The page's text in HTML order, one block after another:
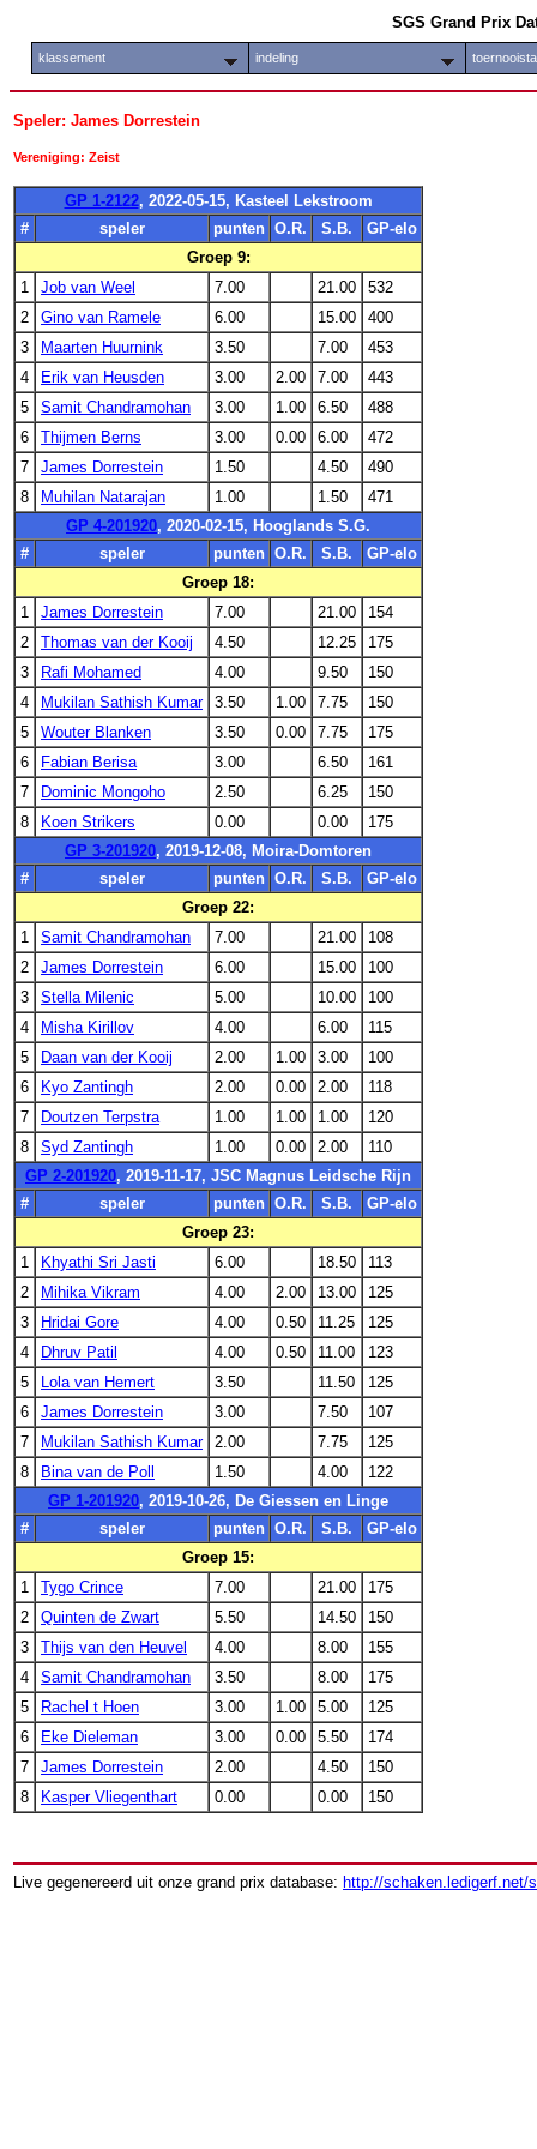
SGS Grand Prix
klassement indeling
Speler: James Dorrestein
Vereniging: Zeist
GP 1-2122, 2022-05-15, Kasteel Lekstroom
#
speler punten O.R. S.B.
GP-elo
Groep 9:
1
Job van Weel 7.00 21.00
532
2
Gino van Ramele 6.00 15.00
400
3
Maarten Huurnink 3.50 7.00
453
4
Erik van Heusden 3.00 2.00 7.00
443
5
Samit Chandramohan 3.00 1.00 6.50
488
6
Thijmen Berns 3.00 0.00 6.00
472
7
James Dorrestein 1.50 4.50
490
8
Muhilan Natarajan 1.00 1.50
471
GP 4-201920, 2020-02-15, Hooglands S.G.
#
speler punten O.R. S.B.
GP-elo
Groep 18:
1
James Dorrestein 7.00 21.00
154
2
Thomas van der Kooij 4.50 12.25
175
3
Rafi Mohamed 4.00 9.50
150
4
Mukilan Sathish Kumar 3.50 1.00 7.75
150
5
Wouter Blanken 3.50 0.00 7.75
175
6
Fabian Berisa 3.00 6.50
161
7
Dominic Mongoho 2.50 6.25
150
8
Koen Strikers 0.00 0.00
175
GP 3-201920, 2019-12-08, Moira-Domtoren
#
speler punten O.R. S.B.
GP-elo
Groep 22:
1
Samit Chandramohan 7.00 21.00
108
2
James Dorrestein 6.00 15.00
100
3
Stella Milenic 5.00 10.00
100
4
Misha Kirillov 4.00 6.00
115
5
Daan van der Kooij 2.00 1.00 3.00
100
6
Kyo Zantingh 2.00 0.00 2.00
118
7
Doutzen Terpstra 1.00 1.00 1.00
120
8
Syd Zantingh 1.00 0.00 2.00
110
GP 2-201920, 2019-11-17, JSC Magnus Leidsche Rijn
#
speler punten O.R. S.B.
GP-elo
Groep 23:
1
Khyathi Sri Jasti 6.00 18.50
113
2
Mihika Vikram 4.00 2.00 13.00
125
3
Hridai Gore 4.00 0.50 11.25
125
4
Dhruv Patil 4.00 0.50 11.00
123
5
Lola van Hemert 3.50 11.50
125
6
James Dorrestein 3.00 7.50
107
7
Mukilan Sathish Kumar 2.00 7.75
125
8
Bina van de Poll 1.50 4.00
122
GP 1-201920, 2019-10-26, De Giessen en Linge
#
speler punten O.R. S.B.
GP-elo
Groep 15:
1
Tygo Crince 7.00 21.00
175
2
Quinten de Zwart 5.50 14.50
150
3
Thijs van den Heuvel 4.00 8.00
155
4
Samit Chandramohan 3.50 8.00
175
5
Rachel t Hoen 3.00 1.00 5.00
125
6
Eke Dieleman 3.00 0.00 5.50
174
7
James Dorrestein 2.00 4.50
150
8
Kasper Vliegenthart 0.00 0.00 150
Live gegenereerd uit onze grand prix database: http://schaken.ledigerf.net/